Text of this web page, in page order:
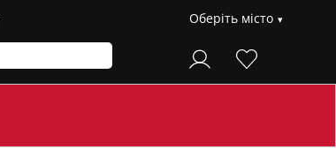
Оберіть місто